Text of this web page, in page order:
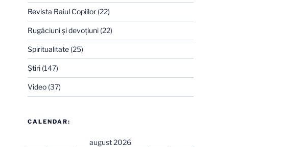
Revista Raiul Copiilor(22)
Rugăciuni şi devoţiuni(22)
Spiritualitate(25)
Ştiri(147)
Video(37)
CALENDAR:
august 2026